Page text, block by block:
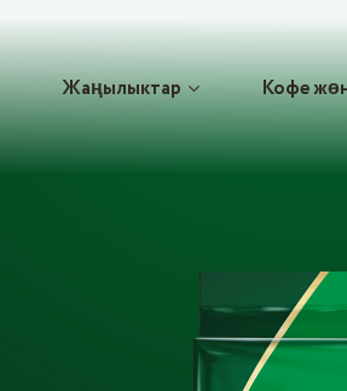
Жаңылыктар Кофе